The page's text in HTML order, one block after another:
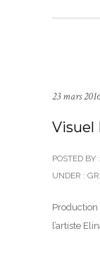
23 mars 2016
Visuel
POSTED
UNDER :
l’artiste